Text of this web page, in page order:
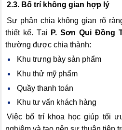
2.3. Bố trí không gian hợp lý
Sự phân chia không gian rõ
thiết kế. Tại P. Sơn Qui Đồng
thường được chia thành:
Khu trưng bày sản phẩm
Khu thử mỹ phẩm
Quầy thanh toán
Khu tư vấn khách hàng
Việc bố trí khoa học giúp tối